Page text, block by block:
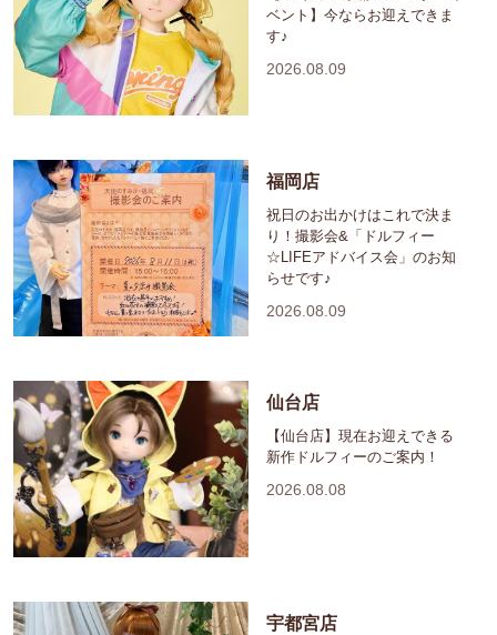
ベント】今ならお迎えできま
す♪
2026.08.09
福岡店
祝日のお出かけはこれで決ま
り！撮影会&「ドルフィー
☆LIFEアドバイス会」のお知
らせです♪
2026.08.09
仙台店
【仙台店】現在お迎えできる
新作ドルフィーのご案内！
2026.08.08
宇都宮店